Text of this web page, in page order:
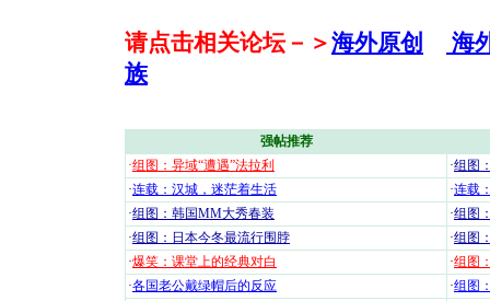
请点击相关论坛－＞海外原创
海
族
强帖推荐
·组图：异域“遭遇”法拉利 ·组图
·连载：汉城，迷茫着生活 ·连载
·组图：韩国MM大秀春装 ·组图
·组图：日本今冬最流行围脖 ·组图
·爆笑：课堂上的经典对白 ·组图
·各国老公戴绿帽后的反应 ·组图